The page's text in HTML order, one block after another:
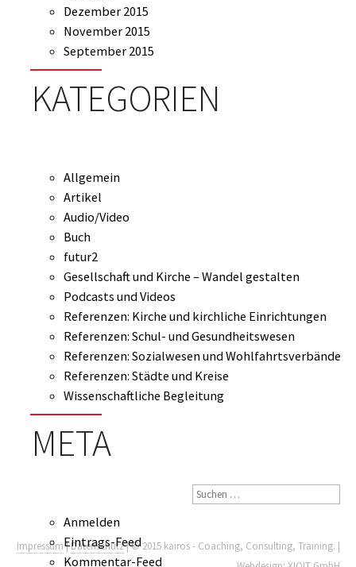
Dezember 2015
November 2015
September 2015
KATEGORIEN
Allgemein
Artikel
Audio/Video
Buch
futur2
Gesellschaft und Kirche – Wandel gestalten
Podcasts und Videos
Referenzen: Kirche und kirchliche Einrichtungen
Referenzen: Schul- und Gesundheitswesen
Referenzen: Sozialwesen und Wohlfahrtsverbände
Referenzen: Städte und Kreise
Wissenschaftliche Begleitung
META
Anmelden
Eintrags-Feed
Kommentar-Feed
Impressum|Datenschutz| © 2015 kairos - Coaching, Consulting, Training. |